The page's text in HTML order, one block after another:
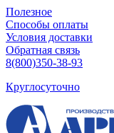
Полезное
Способы оплаты
Условия доставки
Обратная связь
8(800)350-38-93
Круглосуточно